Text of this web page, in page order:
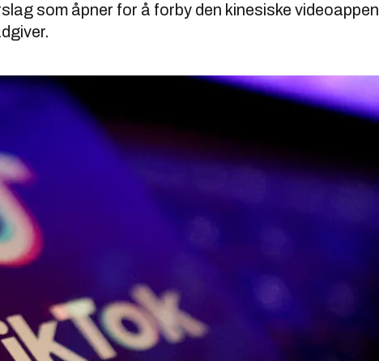
som åpner for å forby den kinesiske videoappen